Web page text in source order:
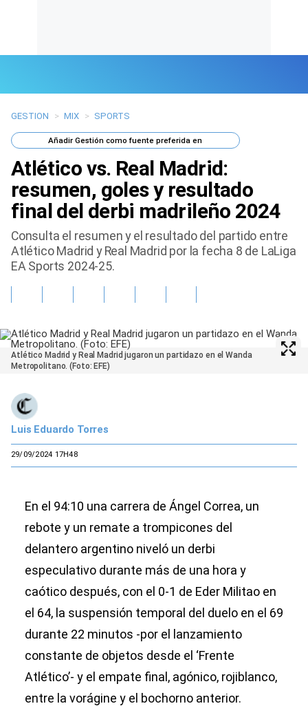
Últimas Noticias
Mi Bolsillo
Gente
Vida Laboral
Tendencias Mix
Sports
GESTION > MIX > SPORTS
AñadirGestión como fuente preferida en
Atlético vs. Real Madrid:
resumen, goles y resultado
final del derbi madrileño 2024
Consulta el resumen y el resultado del partido entre
Atlético Madrid y Real Madrid por la fecha 8 de LaLiga
EA Sports 2024-25.
Atlético Madrid y Real Madrid jugaron un partidazo en el Wanda
Metropolitano. (Foto: EFE)
Luis Eduardo Torres
29/09/2024 17H48
En el 94:10 una carrera de Ángel Correa, un
rebote y un remate a trompicones del
delantero argentino niveló un derbi
especulativo durante más de una hora y
caótico después, con el 0-1 de Eder Militao en
el 64, la suspensión temporal del duelo en el 69
durante 22 minutos -por el lanzamiento
constante de objetos desde el ‘Frente
Atlético’- y el empate final, agónico, rojiblanco,
entre la vorágine y el bochorno anterior.